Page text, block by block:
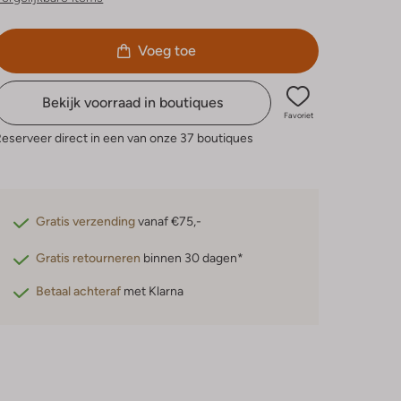
Voeg toe
Bekijk voorraad in boutiques
Favoriet
direct in een van onze 37 boutiques
Gratis verzendingvanaf €75,-
Gratis retourneren binnen 30 dagen*
Betaal achteraf met Klarna